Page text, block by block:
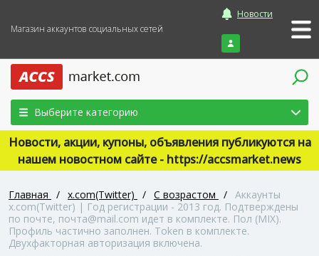
Магазин аккаунтов социальных сетей
Новости
Войти
Выберите категорию
Новости, акции, купоны, объявления публикуются на
нашем новостном сайте - https://accsmarket.news
Главная / x.com(Twitter) / С возрастом / Аккаунты
x.com(Twitter) | Год регистрации - 2013 год. Подтверждены
по почте, почта@mail.com идет в комплекте. Пол (MIX).
Профиль частично заполнен. Token в комплекте.
Двухфакторная авторизация включена.